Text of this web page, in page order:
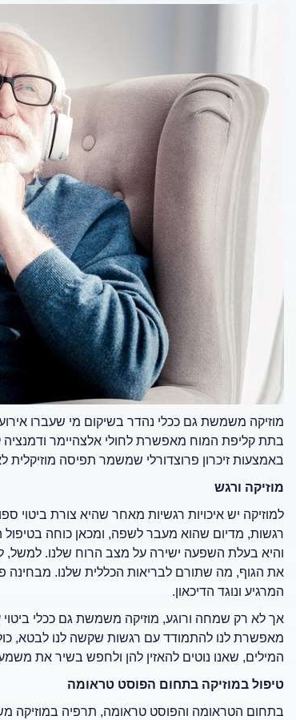
מוזיקה משמשת גם ככלי נהדר בשיקום מי שעברו
בתת קליפת המוח מאפשרת לחולי אלצהיימר
באמצעות זיכרון פרוצדורלי שמשמר תפיסה מוזיקלית
מוזיקה ורגש
למוזיקה יש איכויות רגשיות מאחר שהיא צורת ביטוי
רגשות, מדיום שהוא מעבר לשפה, ומכאן כוחה בטיפול
והיא בעלת השפעה ישירה על מצב הרוח שלנו. למשל,
את הגוף, מה שתורם לבריאות הכללית שלנו. מבחינה
המרגיע ונוגד הדיכאון.
אך לא רק שמחה ורוגע, מוזיקה משמשת גם ככלי ביטוי
מאפשרת לנו להתמודד עם רגשות שקשה לנו לבטא,
המילים, שאנו נוטים להאזין להן ולחפש בשיר את
טיפול במוזיקה בתחום הפוסט טראומה
בתחום הטראומה והפוסט טראומה, תרפיה במוזיקה